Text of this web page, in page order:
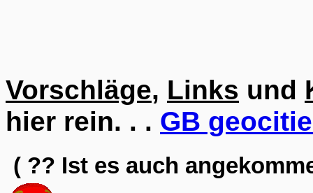
Vorschläge, Links und
hier rein. . . GB
( ?? Ist es auch